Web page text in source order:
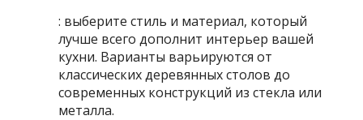
: выберите стиль и материал, который
лучше всего дополнит интерьер вашей
кухни. Варианты варьируются от
классических деревянных столов до
современных конструкций из стекла или
металла.